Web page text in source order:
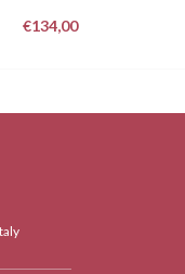
€134,00